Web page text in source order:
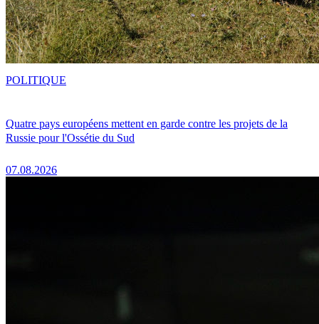
Quatre pays européens mettent en garde contre les projets de la
Russie pour l'Ossétie du Sud
07.08.2026
POLITIQUE